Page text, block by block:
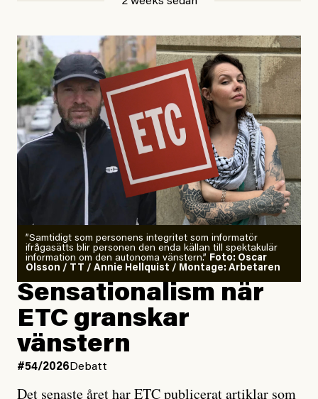
”Samtidigt som personens integritet som informatör
ifrågasätts blir personen den enda källan till spektakulär
information om den autonoma vänstern.” Foto: Oscar
Olsson / TT / Annie Hellquist / Montage: Arbetaren
Sensationalism när
ETC granskar
vänstern
#54/2026 Debatt
Det senaste året har ETC publicerat artiklar som